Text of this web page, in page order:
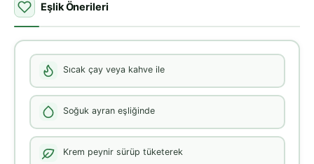
Eşlik Önerileri
Sıcak çay veya kahve ile
Soğuk ayran eşliğinde
Krem peynir sürüp tüketerek